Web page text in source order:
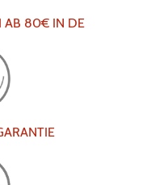
AB 80€ IN DE